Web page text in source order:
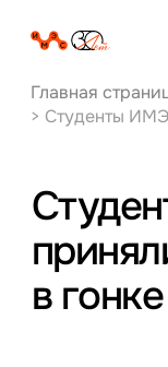
Главная
> Студенты
в